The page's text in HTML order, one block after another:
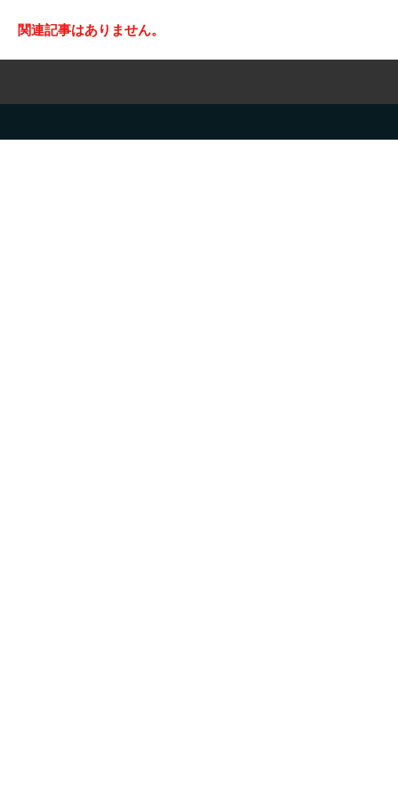
関連記事はありません。